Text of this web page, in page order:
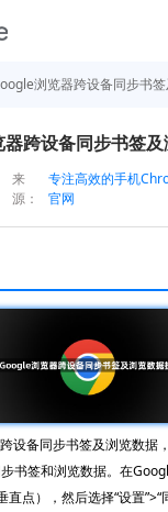
浏览器跨设备同步书
跨设备同步书签
来
源：
专注高效的手机
官网
设备同步书签及浏览数据
书签和浏览数据。在
点），然后选择“设置”>“